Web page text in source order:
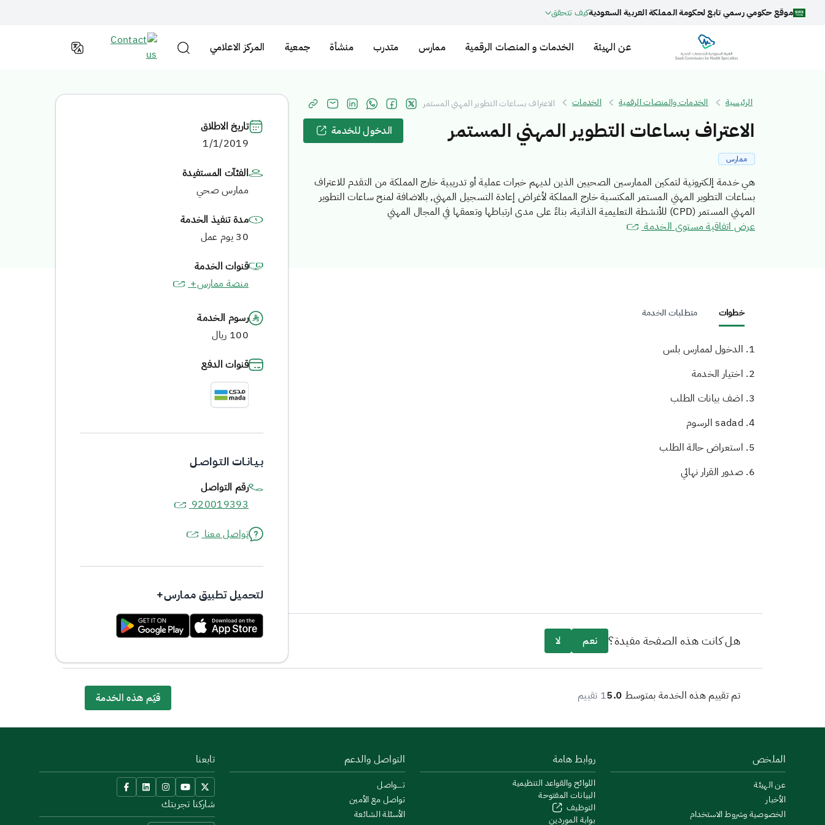
موقع حكومي رسمي تابع لحكومة المملكة العربية السعوديةكيف تتحقق
عن الهيئة الخدمات و المنصات الرقمية ممارس متدرب منشأة جمعية المركز الاعلامي
الرئيسية الخدمات والمنصات الرقمية الخدمات الاعتراف بساعات التطوير المهني المستمر
الاعتراف بساعات التطوير المهني المستمر الدخول للخدمة
ممارس
هي خدمة إلكترونية لتمكين الممارسين الصحيين الذين لديهم خبرات عملية أو تدريبية خارج المملكة من التقدم للاعتراف
بساعات التطوير المهني المستمر المكتسبة خارج المملكة لأغراض إعادة التسجيل المهني, بالاضافة لمنح ساعات التطوير
المهني المستمر (CPD) للأنشطة التعليمية الذاتية، بناءً على مدى ارتباطها وتعمقها في المجال المهني
عرض اتفاقية مستوى الخدمة
تاريخ الاطلاق
1/1/2019
الفئآت المستفيدة
ممارس صحي
مدة تنفيذ الخدمة
30 يوم عمل
قنوات الخدمة
منصة ممارس+
رسوم الخدمة
100 ريال
قنوات الدفع
بـيـانـات التـواصـل
رقم التواصل
920019393
تواصل معنا
لتحميل تطبيق ممارس+
خطوات متطلبات الخدمة
1. الدخول لممارس بلس
2. اختيار الخدمة
3. اضف بيانات الطلب
4. sadad الرسوم
5. استعراض حالة الطلب
6. صدور القرار نهائي
هل كانت هذه الصفحة مفيدة؟ نعم لا 67% من المستخدمين قالوا نعم من 3 تعليق
تم تقييم هذه الخدمة بمتوسط 5.01 تقييم قيّم هذه الخدمة
الملخص
عن الهيئة
الأخبار
الخصوصية وشروط الاستخدام
روابط هامة
اللوائح والقواعد التنظيمية
البيانات المفتوحة
التوظيف
بوابة الموردين
التواصل والدعم
تــــواصل
تواصل مع الأمين
الأسئلة الشائعة
تابعنا
شاركنا تجربتك